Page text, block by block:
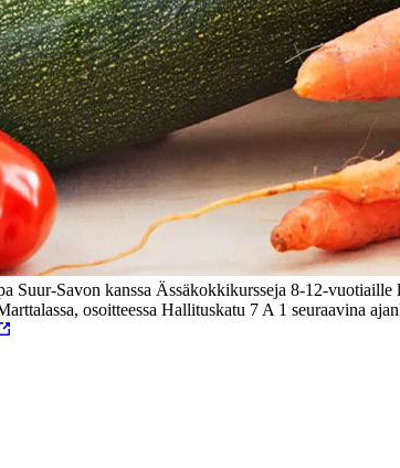
Suur-Savon kanssa Ässäkokkikursseja 8-12-
osoitteessa Hallituskatu 7 A 1 seuraavina